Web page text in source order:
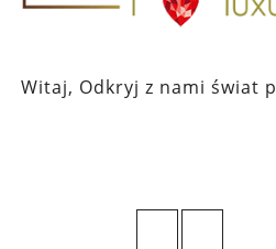
Witaj, Odkryj z nami świat